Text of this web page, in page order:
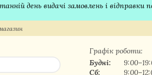
день видачі замовлень і
Графік роботи:
Будні:
Сб: